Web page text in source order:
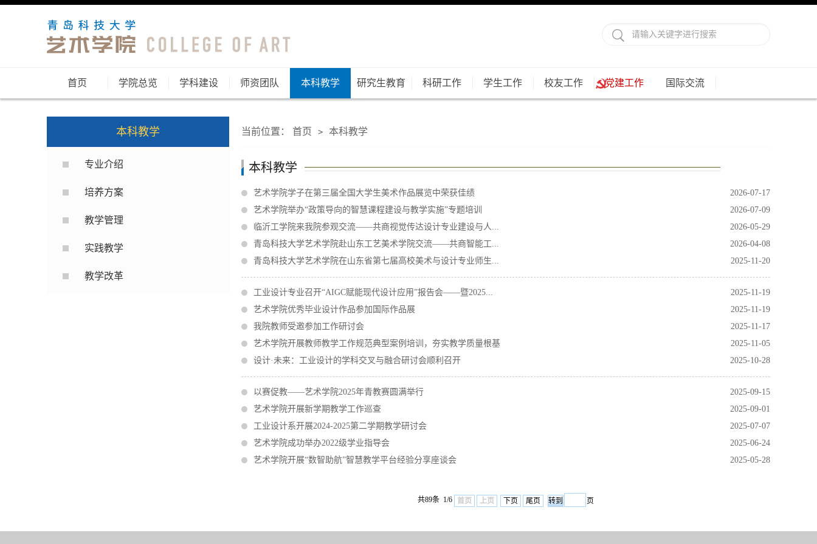
首页 学院总览 学科建设 师资团队 本科教学 研究生教育 科研工作 学生工作 校友工作 党建工作 国际交流
本科教学
专业介绍
培养方案
教学管理
实践教学
教学改革
当前位置： 首页 > 本科教学
本科教学
2026-07-17
艺术学院学子在第三届全国大学生美术作品展览中荣获佳绩
2026-07-09
艺术学院举办“政策导向的智慧课程建设与教学实施”专题培训
2026-05-29
临沂工学院来我院参观交流——共商视觉传达设计专业建设与人...
2026-04-08
青岛科技大学艺术学院赴山东工艺美术学院交流——共商智能工...
2025-11-20
青岛科技大学艺术学院在山东省第七届高校美术与设计专业师生...
2025-11-19
工业设计专业召开“AIGC赋能现代设计应用”报告会——暨2025...
2025-11-19
艺术学院优秀毕业设计作品参加国际作品展
2025-11-17
我院教师受邀参加工作研讨会
2025-11-05
艺术学院开展教师教学工作规范典型案例培训，夯实教学质量根基
2025-10-28
设计·未来：工业设计的学科交叉与融合研讨会顺利召开
2025-09-15
以赛促教——艺术学院2025年青教赛圆满举行
2025-09-01
艺术学院开展新学期教学工作巡查
2025-07-07
工业设计系开展2024-2025第二学期教学研讨会
2025-06-24
艺术学院成功举办2022级学业指导会
2025-05-28
艺术学院开展“数智助航”智慧教学平台经验分享座谈会
共89条 1/6 首页 上页 下页 尾页 页